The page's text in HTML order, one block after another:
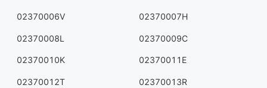
02370006V 02370007H
02370008L 02370009C
02370010K 02370011E
02370012T 02370013R